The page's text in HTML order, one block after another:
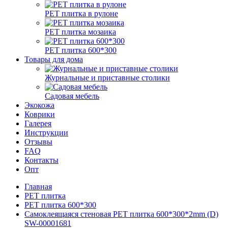
РЕТ плитка в рулоне
РЕТ плитка мозаика
РЕТ плитка 600*300
Товары для дома
Журнальные и приставные столики
Садовая мебель
Экокожа
Коврики
Галерея
Инструкции
Отзывы
FAQ
Контакты
Опт
Главная
РЕТ плитка
РЕТ плитка 600*300
Самоклеящаяся стеновая PET плитка 600*300*2mm (D)
SW-00001681